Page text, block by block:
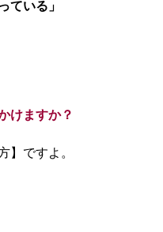
ている」
けますか？
】ですよ。